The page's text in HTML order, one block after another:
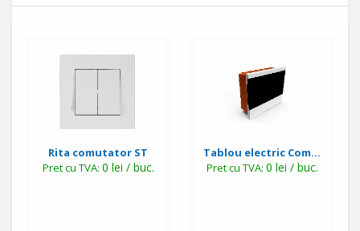
Rita comutator ST
Pret cu TVA: 0 lei / buc.
Tablou electric Com...
Pret cu TVA: 0 lei / buc.